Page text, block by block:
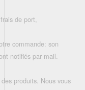
de port,
commande: son
notifiés par mail.
produits. Nous vous